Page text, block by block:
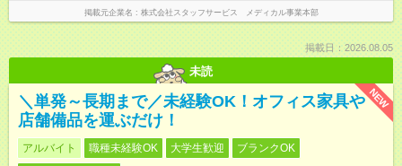
掲載元企業名 株式会社スタッフサービス メディカル事業本部
掲載日：2026.08.05
未読
NEW
＼単発～長期まで／未経験OK！オフィス家具や
店舗備品を運ぶだけ！
アルバイト 職種未経験OK 大学生歓迎
ブランクOK